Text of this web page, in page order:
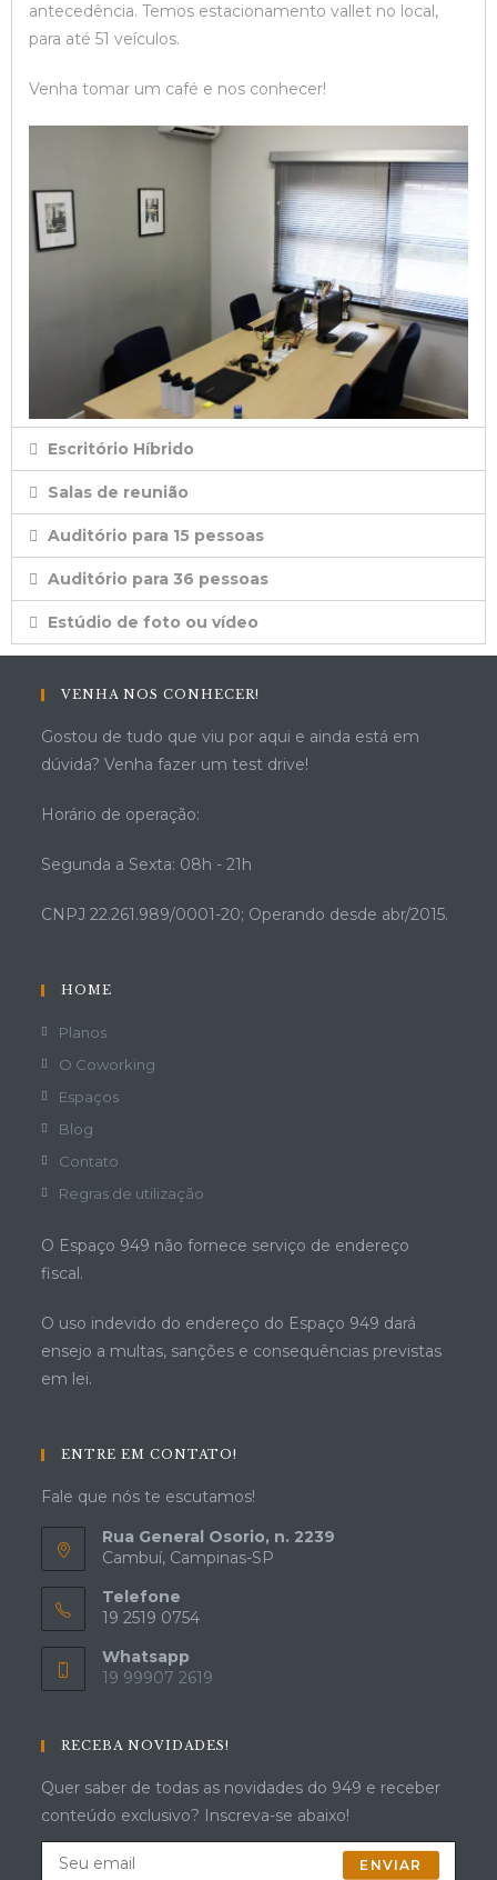
antecedência. Temos estacionamento vallet no local,
para até 51 veículos.
Venha tomar um café e nos conhecer!
Escritório Híbrido
Salas de reunião
Auditório para 15 pessoas
Auditório para 36 pessoas
Estúdio de foto ou vídeo
VENHA NOS CONHECER!
Gostou de tudo que viu por aqui e ainda está em
dúvida? Venha fazer um test drive!
Horário de operação:
Segunda a Sexta: 08h - 21h
CNPJ 22.261.989/0001-20; Operando desde abr/2015.
HOME
Planos
O Coworking
Espaços
Blog
Contato
Regras de utilização
O Espaço 949 não fornece serviço de endereço
fiscal.
O uso indevido do endereço do Espaço 949 dará
ensejo a multas, sanções e consequências previstas
em lei.
ENTRE EM CONTATO!
Fale que nós te escutamos!
Rua General Osorio, n. 2239
Cambuí, Campinas-SP
Telefone
19 2519 0754
Whatsapp
19 99907 2619
RECEBA NOVIDADES!
Quer saber de todas as novidades do 949 e receber
conteúdo exclusivo? Inscreva-se abaixo!
ENVIAR